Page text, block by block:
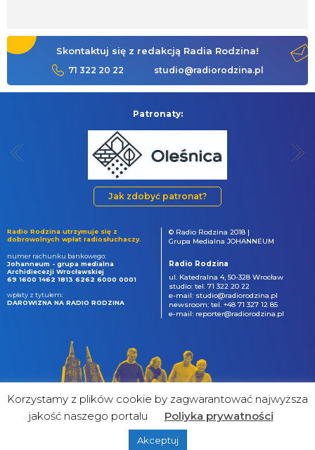
Skontaktuj się z redakcją Radia Rodzina!
71 322 20 22 studio@radiorodzina.pl
Patronaty:
Jak zdobyć patronat?
Radio Rodzina utrzymuje się z
dobrowolnych wpłat radiosłuchaczy.
numer rachunku bankowego:
Johanneum - grupa medialna
Archidiecezji Wrocławskiej
69 1600 1462 1813 6262 6000 0001
wpłaty z tytułem:
DAROWIZNA NA RADIO RODZINA
© Radio Rodzina 2018 |
Grupa Medialna JOHANNEUM
Radio Rodzina
ul. Katedralna 4, 50-328 Wrocław
studio: tel. 71 322 20 22
e-mail: studio@radiorodzina.pl
newsroom: tel. +48 71 327 12 85
e-mail: reporter@radiorodzina.pl
&
Korzystamy z plików cookie by zagwarantować najwyższa
jakość naszego portalu
Poliyka prywatności
Akceptuj